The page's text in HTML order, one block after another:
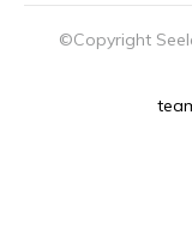
©Copyright